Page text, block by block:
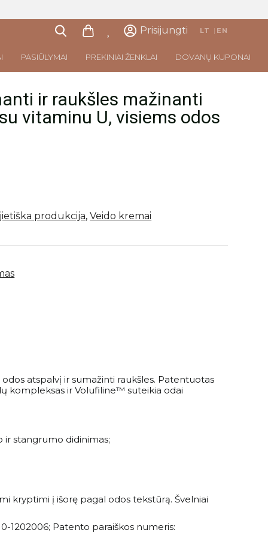
Prisijungti
LT | EN
PASIŪLYMAI PREKINIAI ŽENKLAI DOVANŲ KUPONAI
ir raukšles mažinanti
vitaminu U, visiems odos
produkcija,Veido kremai
atspalvį ir sumažinti raukšles. Patentuotas
kompleksas ir Volufiline™ suteikia odai
stangrumo didinimas;
kryptimi į išorę pagal odos tekstūrą. Švelniai
1202006; Patento paraiškos numeris: